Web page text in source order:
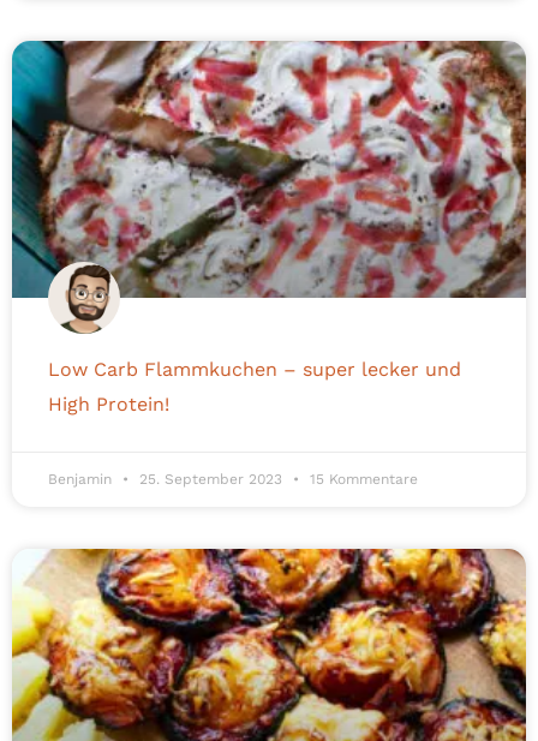
Low Carb Flammkuchen – super lecker und
High Protein!
Benjamin 25. September 2023 15 Kommentare